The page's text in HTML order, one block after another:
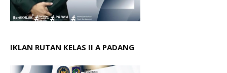
IKLAN RUTAN KELAS II A PADANG